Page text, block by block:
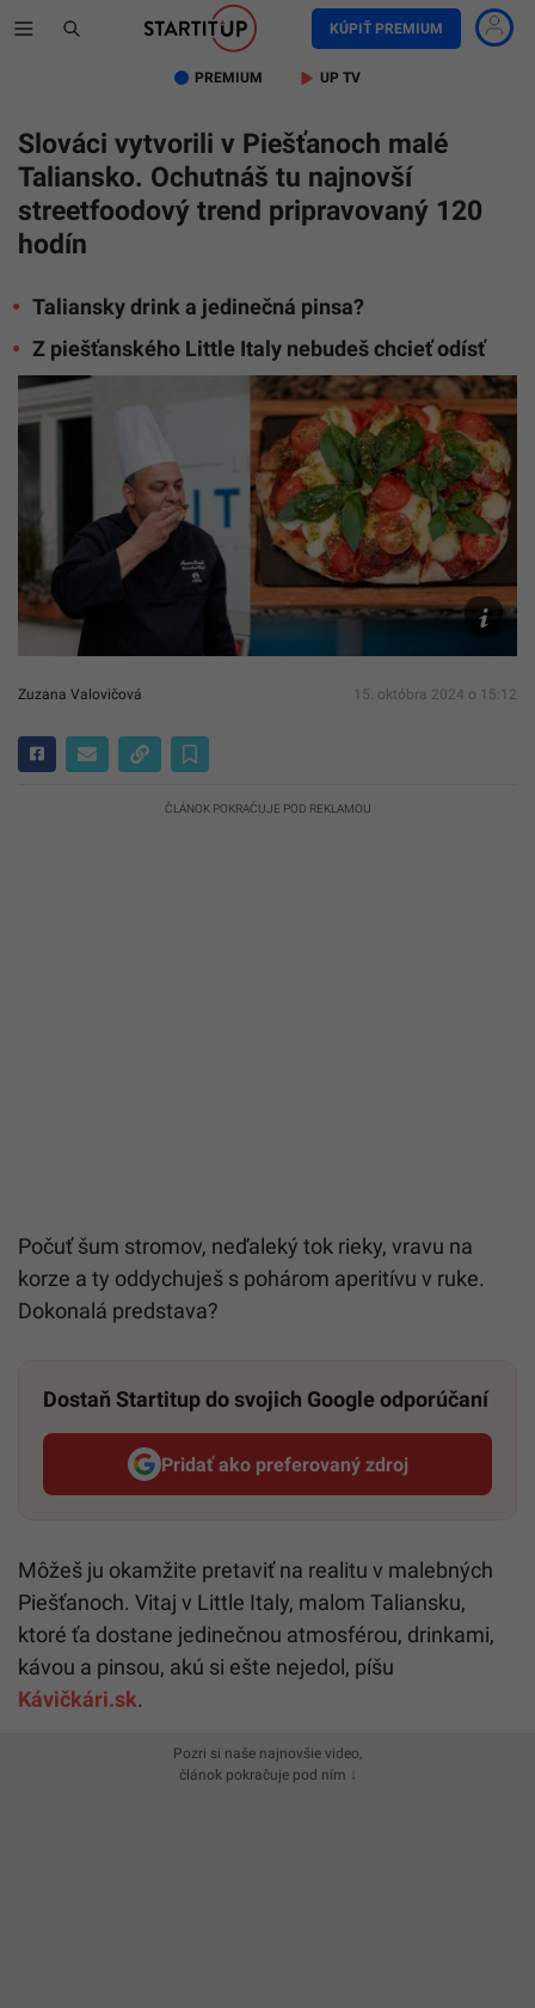
KÚPIŤ PREMIUM
PREMIUM UP TV
Slováci vytvorili v Piešťanoch malé
Taliansko. Ochutnáš tu najnovší
streetfoodový trend pripravovaný 120
hodín
Taliansky drink a jedinečná pinsa?
Z piešťanského Little Italy nebudeš chcieť odísť
Bobek
Zuzana Valovičová 15. októbra 2024 o 15:12
ČLÁNOK POKRAČUJE POD REKLAMOU
Počuť šum stromov, neďaleký tok rieky, vravu na
korze a ty oddychuješ s pohárom aperitívu v ruke.
Dokonalá predstava?
Dostaň Startitup do svojich Google odporúčaní
Pridať ako preferovaný zdroj
Startitup, odkaz sa otvorí v
Môžeš ju okamžite pretaviť na realitu v malebných
Piešťanoch. Vitaj v Little Italy, malom Taliansku,
ktoré ťa dostane jedinečnou atmosférou, drinkami,
kávou a pinsou, akú si ešte nejedol, píšu
Kávičkári.sk.
Pozri si naše najnovšie video,
článok pokračuje pod ním ↓